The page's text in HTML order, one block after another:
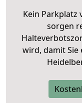
Kein Parkplatz
sorgen
wird, damit Sie